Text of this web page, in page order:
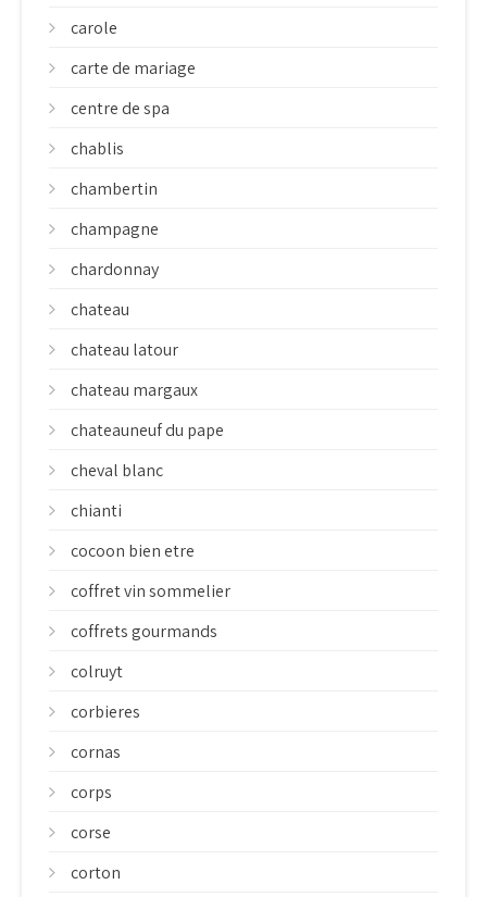
carole
carte de mariage
centre de spa
chablis
chambertin
champagne
chardonnay
chateau
chateau latour
chateau margaux
chateauneuf du pape
cheval blanc
chianti
cocoon bien etre
coffret vin sommelier
coffrets gourmands
colruyt
corbieres
cornas
corps
corse
corton